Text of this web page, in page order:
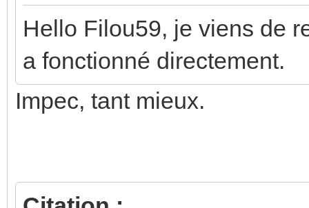
Hello Filou59, je viens de
a fonctionné directement.
Impec, tant mieux.